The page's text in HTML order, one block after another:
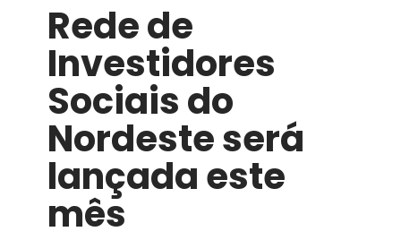
mês
Rede de
Investidores
Sociais do
Nordeste será
lançada este
mês